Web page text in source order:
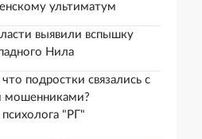
ультиматум
выявили вспышку
Нила
подростки связались с
мошенниками?
"РГ"